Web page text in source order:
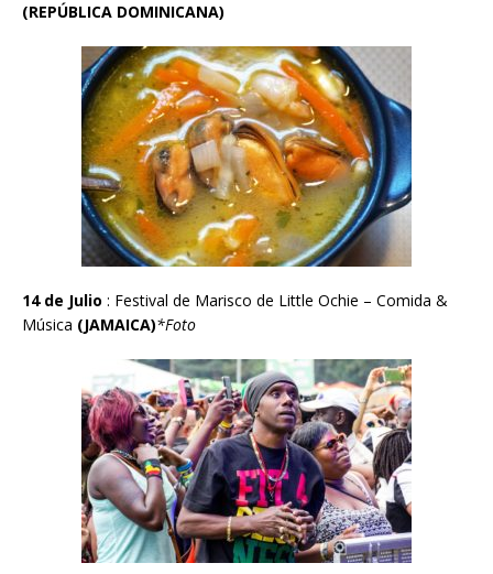
(REPÚBLICA DOMINICANA)
14 de Julio : Festival de Marisco de Little Ochie – Comida &
Música (JAMAICA)*Foto